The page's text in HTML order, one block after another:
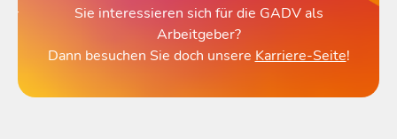
Sie interessieren sich für die GADV als
Arbeitgeber?
Dann besuchen Sie doch unsere Karriere-Seite!